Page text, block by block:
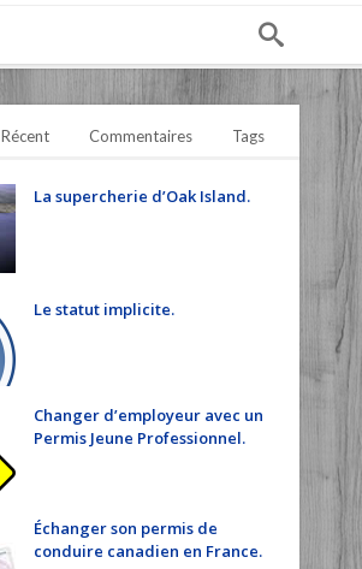
Récent Commentaires Tags
La supercherie d’Oak Island.
Le statut implicite.
Changer d’employeur avec un
Permis Jeune Professionnel.
Échanger son permis de
conduire canadien en France.